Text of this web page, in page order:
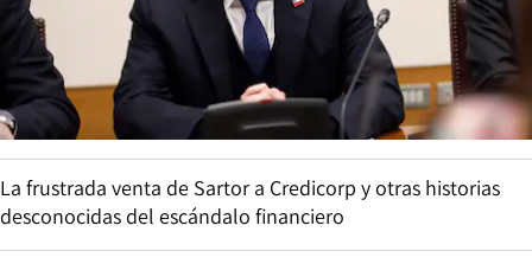
La frustrada venta de Sartor a Credicorp y otras historias
desconocidas del escándalo financiero